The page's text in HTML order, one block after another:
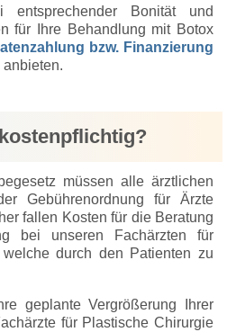
Bonität und
für Ihre Behandlung mit Botox
bzw. Finanzierung
müssen alle ärztlichen
Gebührenordnung für Ärzte
fallen Kosten für die Beratung
bei unseren Fachärzten für
durch den Patienten zu
geplante Vergrößerung Ihrer
für Plastische Chirurgie